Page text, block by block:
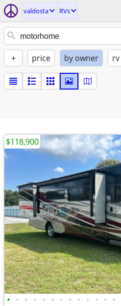
valdosta RVs
+ price by owner
• • • • • • • • • • • • •
$118,900